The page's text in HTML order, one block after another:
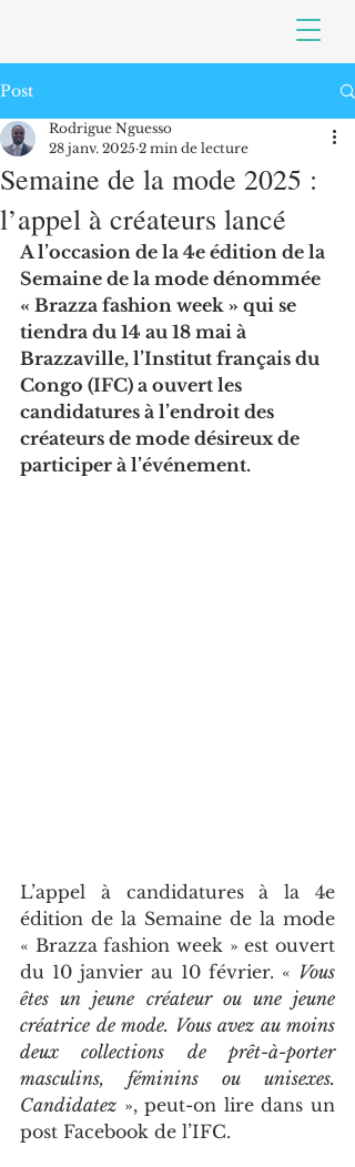
Post
Semaine de la mode 2025 :
l’appel à créateurs lancé
Rodrigue Nguesso
28 janv. 2025 2 min de lecture
A l’occasion de la 4e édition de la
Semaine de la mode dénommée
« Brazza fashion week » qui se
tiendra du 14 au 18 mai à
Brazzaville, l’Institut français du
Congo (IFC) a ouvert les
candidatures à l’endroit des
créateurs de mode désireux de
participer à l’événement.
L’appel à candidatures à la 4e
édition de la Semaine de la mode
« Brazza fashion week » est ouvert
du 10 janvier au 10 février. « Vous
êtes un jeune créateur ou une jeune
créatrice de mode. Vous avez au moins
deux collections de prêt-à-porter
masculins, féminins ou unisexes.
Candidatez », peut-on lire dans un
post Facebook de l’IFC.